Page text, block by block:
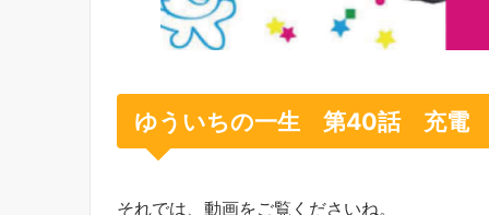
ゆういちの一生 第40話 充電
それでは、動画をご覧くださいね。